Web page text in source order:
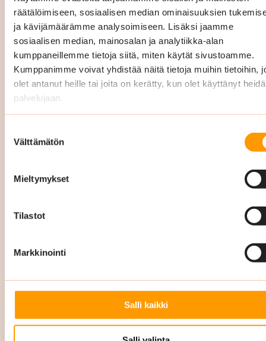
räätälöimiseen, sosiaalisen median ominaisuuksien
ja kävijämäärämme analysoimiseen. Lisäksi jaamme
sosiaalisen median, mainosalan ja analytiikka-alan
kumppaneillemme tietoja siitä, miten käytät sivustoamme.
Kumppanimme voivat yhdistää näitä tietoja muihin tietoihin,
olet antanut heille tai joita on kerätty, kun olet käyttänyt
palvelujaan.
valinta
Välttämätön
Mieltymykset
Tilastot
Markkinointi
Salli kaikki
yrityksiä Uudellamaalla kaikissa äkillisissä
siivoustarpeissa 24/7 nopeasti ja
tehokkaasti, soita029 3400 900.
vesivahinko
viemärivahinko
eritesiivoukset
kirjaamme kaikki omavalvonnat, laatukierrokset
Tämä takaa, että olemme aina ajan tasalla
tilojesi ja asiakkuutesi osalta. Raportoimme
sinulle säännöllisesti sopimuksen mukaan.